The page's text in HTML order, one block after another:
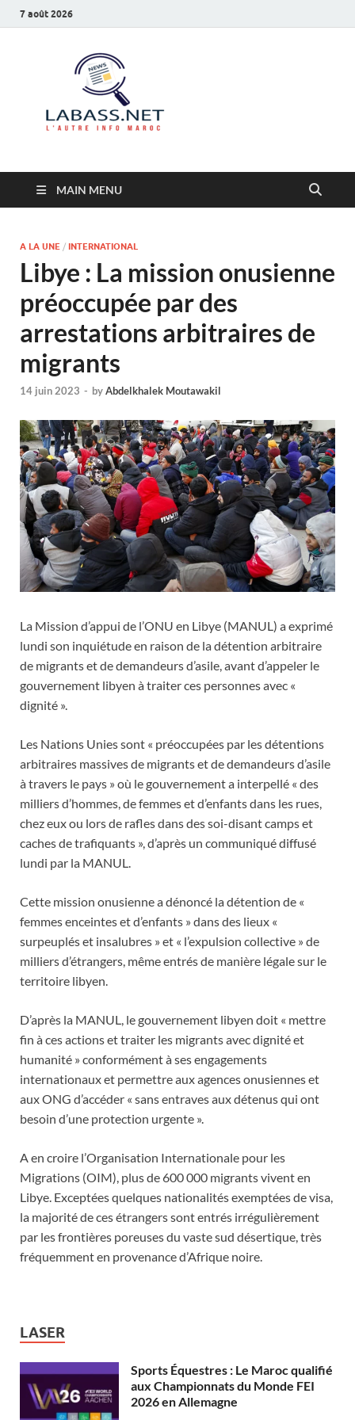
7 août 2026
MAIN MENU
A LA UNE / INTERNATIONAL
Libye : La mission onusienne
préoccupée par des
arrestations arbitraires de
migrants
14 juin 2023 - byAbdelkhalek Moutawakil
La Mission d’appui de l’ONU en Libye (MANUL) a exprimé
lundi son inquiétude en raison de la détention arbitraire
de migrants et de demandeurs d’asile, avant d’appeler le
gouvernement libyen à traiter ces personnes avec «
dignité ».
Les Nations Unies sont « préoccupées par les détentions
arbitraires massives de migrants et de demandeurs d’asile
à travers le pays » où le gouvernement a interpellé « des
milliers d’hommes, de femmes et d’enfants dans les rues,
chez eux ou lors de rafles dans des soi-disant camps et
caches de trafiquants », d’après un communiqué diffusé
lundi par la MANUL.
Cette mission onusienne a dénoncé la détention de «
femmes enceintes et d’enfants » dans des lieux «
surpeuplés et insalubres » et « l’expulsion collective » de
milliers d’étrangers, même entrés de manière légale sur le
territoire libyen.
D’après la MANUL, le gouvernement libyen doit « mettre
fin à ces actions et traiter les migrants avec dignité et
humanité » conformément à ses engagements
internationaux et permettre aux agences onusiennes et
aux ONG d’accéder « sans entraves aux détenus qui ont
besoin d’une protection urgente ».
A en croire l’Organisation Internationale pour les
Migrations (OIM), plus de 600 000 migrants vivent en
Libye. Exceptées quelques nationalités exemptées de visa,
la majorité de ces étrangers sont entrés irrégulièrement
par les frontières poreuses du vaste sud désertique, très
fréquemment en provenance d’Afrique noire.
LASER
Sports Équestres : Le Maroc qualifié
aux Championnats du Monde FEI
2026 en Allemagne